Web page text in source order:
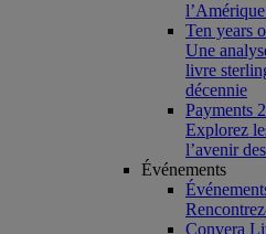
Ten years
Une
livre
décennie
Payments
Explorez
l’avenir
Événements
Convera